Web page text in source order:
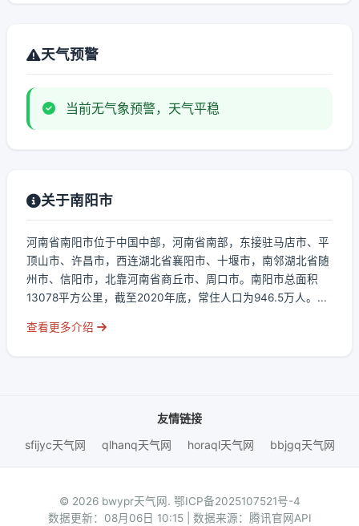
天气预警
当前无气象预警，天气平稳
关于南阳市
河南省南阳市位于中国中部，河南省南部，东接驻马店市、平
顶山市、许昌市，西连湖北省襄阳市、十堰市，南邻湖北省随
州市、信阳市，北靠河南省商丘市、周口市。南阳市总面积
13078平方公里，截至2020年底，常住人口为946.5万人。...
查看更多介绍
友情链接
sfijyc天气网
qlhanq天气网 horaql天气网 bbjgq天气网
© 2026 bwypr天气网. 鄂ICP备2025107521号-4
数据更新：08月06日 10:15 | 数据来源：腾讯官网API